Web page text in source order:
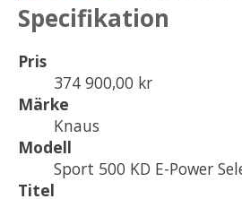
Specifikation
Pris
374 900,00 kr
Märke
Knaus
Modell
Sport 500 KD E-Power
Titel